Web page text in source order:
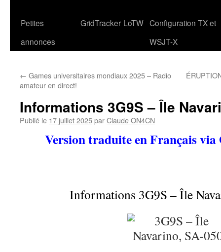
Petites
annonces
GridTracker LoTW Configuration TX et
WSJT-X
← Games universitaires mondiaux 2025 – Radio
amateur en direct!
Informations 3G9S – Île
Publié le 17 juillet 2025parClaude ON4CN
Version traduite en Français via
Informations 3G9S – Île